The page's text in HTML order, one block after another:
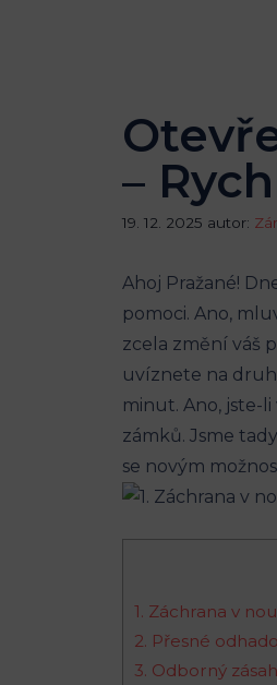
–
19. 12. 2025 autor:
Ahoj Pražané!
pomoci. Ano,
zcela změní váš
‍uvíznete ‍na
minut. Ano, jste-
zámků.⁤ Jsme
se novým
1. Záchrana v
2. Přesné
3. Odborný